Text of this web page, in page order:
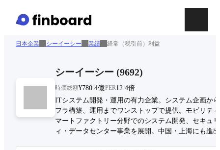
日本企業 シーイーシー 業績 経常（税引前）利益
シーイーシー (9692)
時価総額¥780.4億PER12.4倍
ITシステム開発・運用の有力企業。システム企画か
フラ構築、運用までワンストップで提供。モビリテ
マートファクトリー分野でのシステム開発、セキュ
ィ・データセンター事業を展開。中国・上海にも進